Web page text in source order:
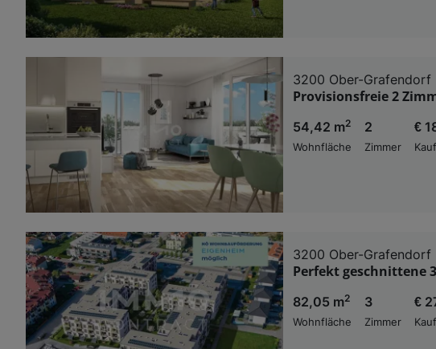
3200 Ober-Grafendorf
Provisionsfreie 2
54,42 m2
Wohnfläche
2
Zimmer
€
3200 Ober-Grafendorf
Perfekt geschnittene
82,05 m2
Wohnfläche
3
Zimmer
€